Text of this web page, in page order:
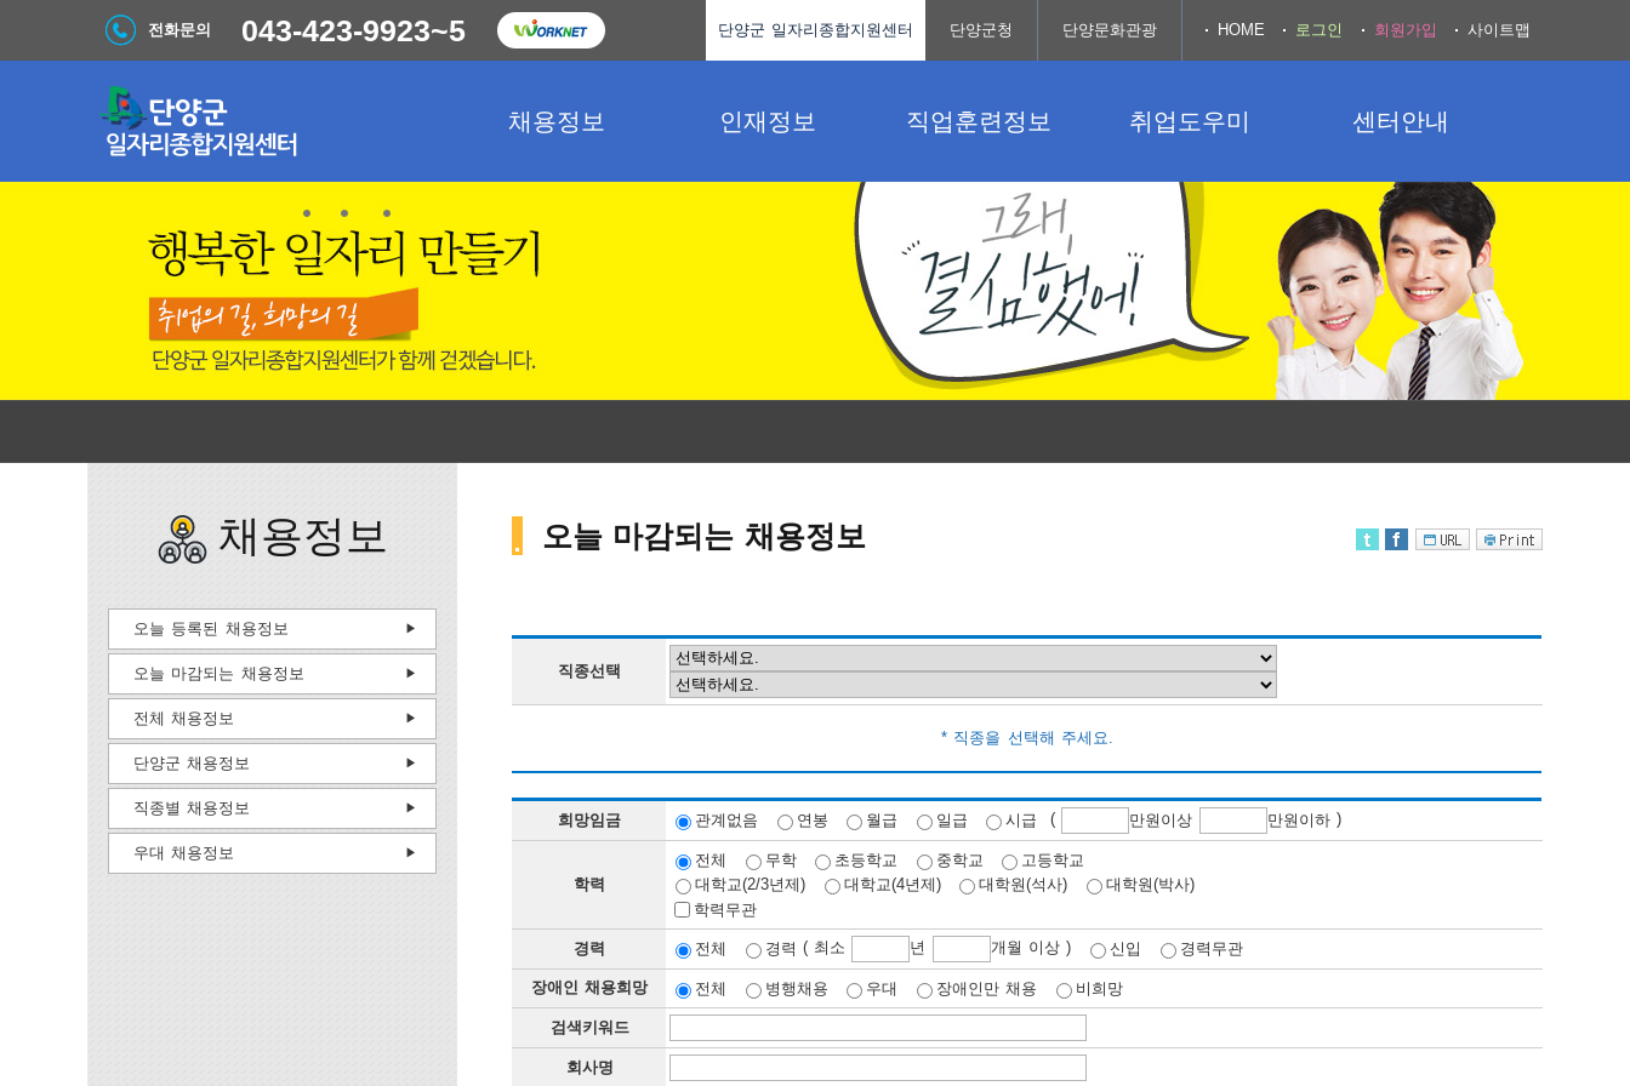
채용정보 인재정보 직업훈련정보 취업도우미 센터안내
전화문의 043-423-9923~5 단양군 일자리종합지원센터 단양군청 단양문화관광 HOME 로그인 회원가입 사이트맵
오늘 마감되는 채용정보
직종선택
* 직종을 선택해 주세요.
희망임금 관계없음 연봉 월급 일급 시급 ( 만원이상 만원이하 )
학력
전체 무학 초등학교 중학교
고등학교
대학교(2/3년제)
대학교(4년제) 대학원(석사)
대학원(박사)
학력무관
경력 전체 경력 ( 최소 년 개월 이상 ) 신입 경력무관
장애인 채용희망 전체 병행채용 우대 장애인만 채용 비희망
검색키워드
회사명
채용정보
오늘 등록된 채용정보
오늘 마감되는 채용정보
전체 채용정보
단양군 채용정보
직종별 채용정보
우대 채용정보